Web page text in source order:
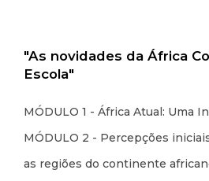
"As novidades da África
Escola"
MÓDULO 1 - África Atual: Uma
MÓDULO 2 - Percepções
as regiões do continente